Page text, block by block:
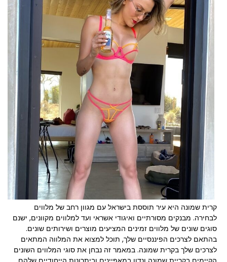
קרית שמונה היא עיר תוססת בישראל עם מגוון רחב של מלווים
לבחירה. מבנקים מסורתיים ואיגודי אשראי ועד למלווים מקוונים, ישנם
סוגים שונים של מלווים זמינים המציעים מוצרים ושירותים שונים.
בהתאם לצרכים הפיננסיים שלך, תוכל למצוא את המלווה המתאים
לצרכים שלך בקרית שמונה. במאמר זה נבחן את סוגי המלווים השונים